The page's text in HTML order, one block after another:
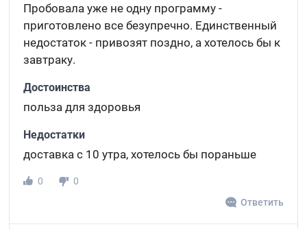
Пробовала уже не одну программу -
приготовлено все безупречно. Единственный
недостаток - привозят поздно, а хотелось бы к
завтраку.
Достоинства
польза для здоровья
Недостатки
доставка с 10 утра, хотелось бы пораньше
0
0
Ответить